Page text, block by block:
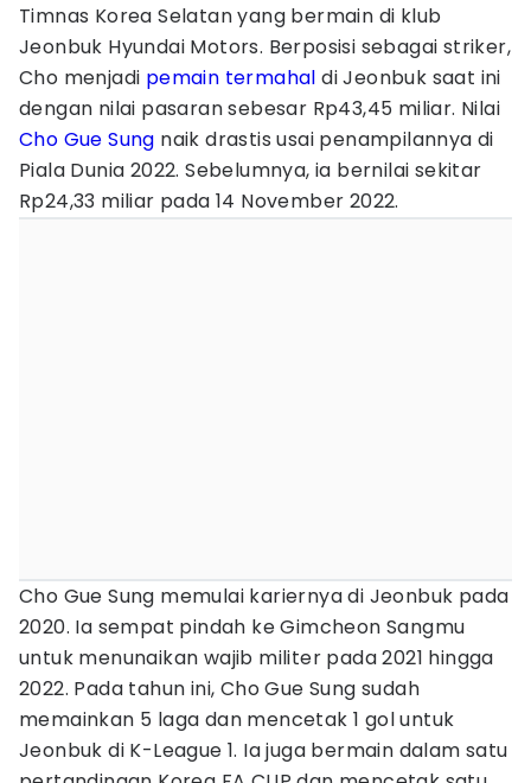
Timnas Korea Selatan yang bermain di klub
Jeonbuk Hyundai Motors. Berposisi sebagai striker,
Cho menjadi pemain termahal di Jeonbuk saat ini
dengan nilai pasaran sebesar Rp43,45 miliar. Nilai
Cho Gue Sung naik drastis usai penampilannya di
Piala Dunia 2022. Sebelumnya, ia bernilai sekitar
Rp24,33 miliar pada 14 November 2022.
Cho Gue Sung memulai kariernya di Jeonbuk pada
2020. Ia sempat pindah ke Gimcheon Sangmu
untuk menunaikan wajib militer pada 2021 hingga
2022. Pada tahun ini, Cho Gue Sung sudah
memainkan 5 laga dan mencetak 1 gol untuk
Jeonbuk di K-League 1. Ia juga bermain dalam satu